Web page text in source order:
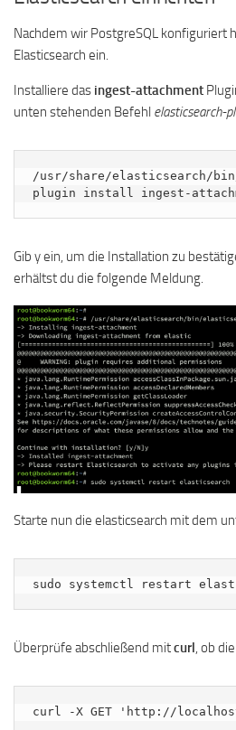
Nachdem wir PostgreSQL konfiguriert
Elasticsearch ein.
Installiere das ingest-attachment
unten stehenden Befehl elasticsearch-
/usr/share/elasticsearch/
plugin install ingest-
Gib y ein, um die Installation zu
erhältst du die folgende Meldung.
Starte nun die elasticsearch mit dem
sudo systemctl restart
Überprüfe abschließend mitcurl, ob
curl -X GET 'http://